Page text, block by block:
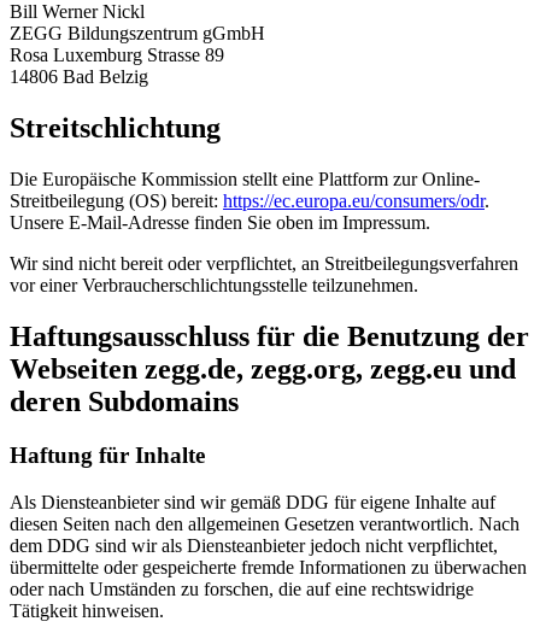
Bill Werner Nickl
ZEGG Bildungszentrum gGmbH
Rosa Luxemburg Strasse 89
14806 Bad Belzig
Streitschlichtung
Die Europäische Kommission stellt eine Plattform zur Online-
Streitbeilegung (OS) bereit: https://ec.europa.eu/consumers/odr.
Unsere E-Mail-Adresse finden Sie oben im Impressum.
Wir sind nicht bereit oder verpflichtet, an Streitbeilegungsverfahren
vor einer Verbraucherschlichtungsstelle teilzunehmen.
Haftungsausschluss für die Benutzung der
Webseiten zegg.de, zegg.org, zegg.eu und
deren Subdomains
Haftung für Inhalte
Als Diensteanbieter sind wir gemäß DDG für eigene Inhalte auf
diesen Seiten nach den allgemeinen Gesetzen verantwortlich. Nach
dem DDG sind wir als Diensteanbieter jedoch nicht verpflichtet,
übermittelte oder gespeicherte fremde Informationen zu überwachen
oder nach Umständen zu forschen, die auf eine rechtswidrige
Tätigkeit hinweisen.